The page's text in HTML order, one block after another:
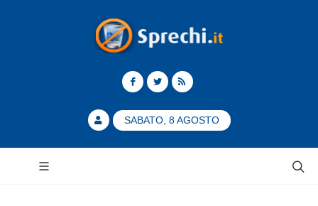
SABATO, 8 AGOSTO